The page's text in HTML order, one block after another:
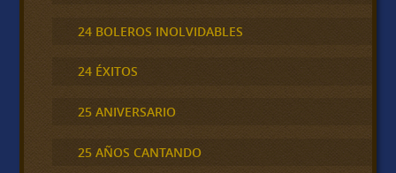
24 BOLEROS INOLVIDABLES
24 ÉXITOS
25 ANIVERSARIO
25 AÑOS CANTANDO